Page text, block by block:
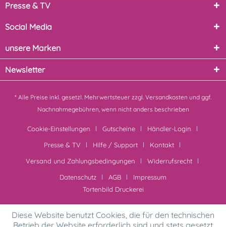
Presse & TV
Social Media
unsere Marken
Newsletter
* Alle Preise inkl. gesetzl. Mehrwertsteuer zzgl. Versandkosten und ggf.
Nachnahmegebühren, wenn nicht anders beschrieben
Cookie-Einstellungen Gutscheine
Händler-Login
Presse & TV
Hilfe / Support
Kontakt
Versand und Zahlungsbedingungen
Widerrufsrecht
Datenschutz
AGB
Impressum
Tortenbild Druckerei
Diese Website benutzt Cookies, die für den technischen
Betrieb der Website erforderlich sind und stets gesetzt